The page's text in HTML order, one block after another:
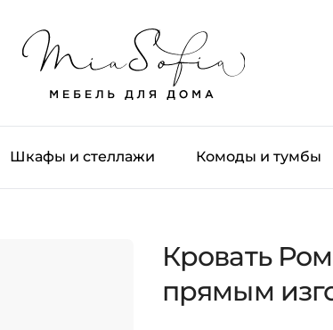
Шкафы и стеллажи Комоды и тумбы
Кровать
прямым